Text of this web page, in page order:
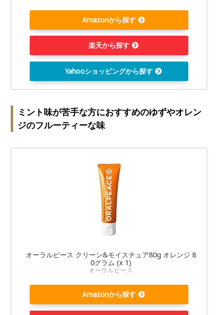
Amazonから探す
楽天から探す
Yahooショッピングから探す
ミント味が苦手な方におすすめのゆずやオレン
ジのフルーティーな味
オーラルピース クリーン&モイスチュア80g オレンジ 8
0グラム (x 1)
オーラルピース
Amazonから探す